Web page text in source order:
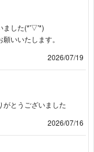
ました(*'▽'*)
いいたします。
2026/07/19
がとうございました
2026/07/16